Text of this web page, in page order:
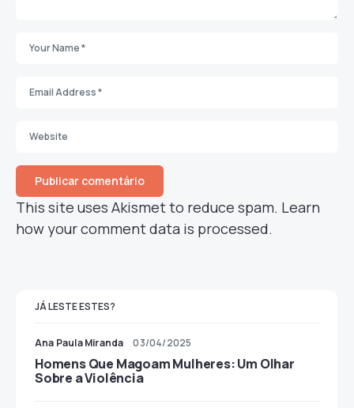
This site uses Akismet to reduce spam. Learn
how your comment data is processed.
JÁ LESTE ESTES?
Ana Paula Miranda 03/04/2025
Homens Que Magoam Mulheres: Um Olhar
Sobre a Violência